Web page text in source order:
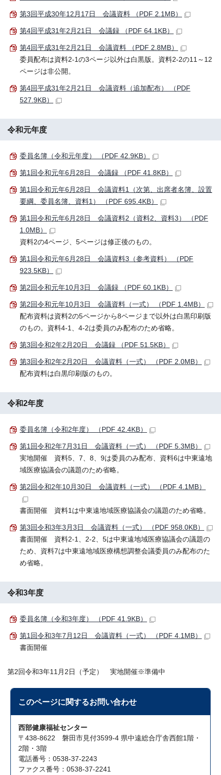
第3回平成30年12月17日 会議資料 （PDF 2.1MB）
第4回平成31年2月21日 会議録 （PDF 64.1KB）
第4回平成31年2月21日 会議資料 （PDF 2.8MB）
委員配布は資料2-1の3ページ以外は白黒版。資料2-2の11～12
ページは非公開。
第4回平成31年2月21日 会議資料（追加配布） （PDF
527.9KB）
令和元年度
委員名簿（令和元年度） （PDF 42.9KB）
第1回令和元年6月28日 会議録 （PDF 41.8KB）
第1回令和元年6月28日 会議資料1（次第、出席者名簿、設置
要綱、委員名簿、資料1） （PDF 695.4KB）
第1回令和元年6月28日 会議資料2（資料2、資料3） （PDF
1.0MB）
資料2の4ページ、5ページは修正後のもの。
第1回令和元年6月28日 会議資料3（参考資料） （PDF
923.5KB）
第2回令和元年10月3日 会議録 （PDF 60.1KB）
第2回令和元年10月3日 会議資料（一式） （PDF 1.4MB）
配布資料は資料2の5ページから8ページまで以外は白黒印刷版
のもの。資料4-1、4-2は委員のみ配布のため省略。
第3回令和2年2月20日 会議録 （PDF 51.5KB）
第3回令和2年2月20日 会議資料（一式） （PDF 2.0MB）
配布資料は白黒印刷版のもの。
令和2年度
委員名簿（令和2年度） （PDF 42.4KB）
第1回令和2年7月31日 会議資料（一式） （PDF 5.3MB）
実地開催 資料5、7、8、9は委員のみ配布、資料6は中東遠地
域医療協議会の議題のため省略。
第2回令和2年10月30日 会議資料（一式） （PDF 4.1MB）
書面開催 資料1は中東遠地域医療協議会の議題のため省略。
第3回令和3年3月3日 会議資料（一式） （PDF 958.0KB）
書面開催 資料2-1、2-2、5は中東遠地域医療協議会の議題の
ため、資料7は中東遠地域医療構想調整会議委員のみ配布のた
め省略。
令和3年度
委員名簿（令和3年度） （PDF 41.9KB）
第1回令和3年7月12日 会議資料（一式） （PDF 4.1MB）
書面開催
第2回令和3年11月2日（予定） 実地開催※準備中
このページに関するお問い合わせ
西部健康福祉センター
〒438-8622 磐田市見付3599-4 県中遠総合庁舎西館1階・
2階・3階
電話番号：0538-37-2243
ファクス番号：0538-37-2241